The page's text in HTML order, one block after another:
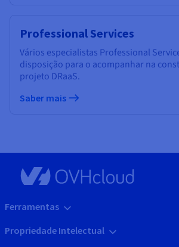
Professional Services
Vários especialistas Professional
disposição para o acompanhar na
projeto DRaaS.
Saber mais
Ferramentas
Propriedade Intelectual